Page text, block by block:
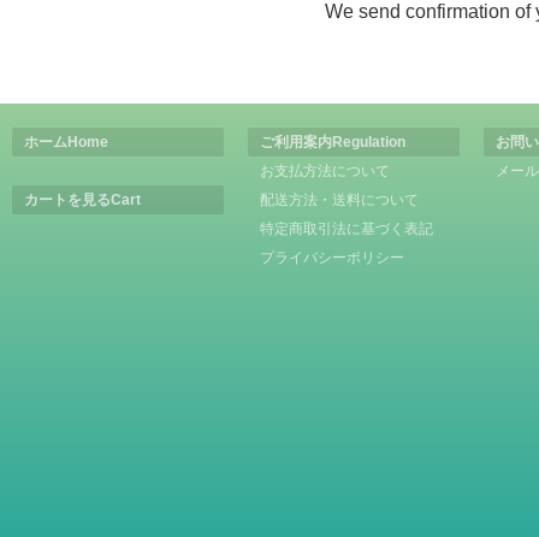
We send confirmation of
ホームHome
カートを見るCart
ご利用案内Regulation
お支払方法について
配送方法・送料について
特定商取引法に基づく表記
プライバシーポリシー
お問
メー